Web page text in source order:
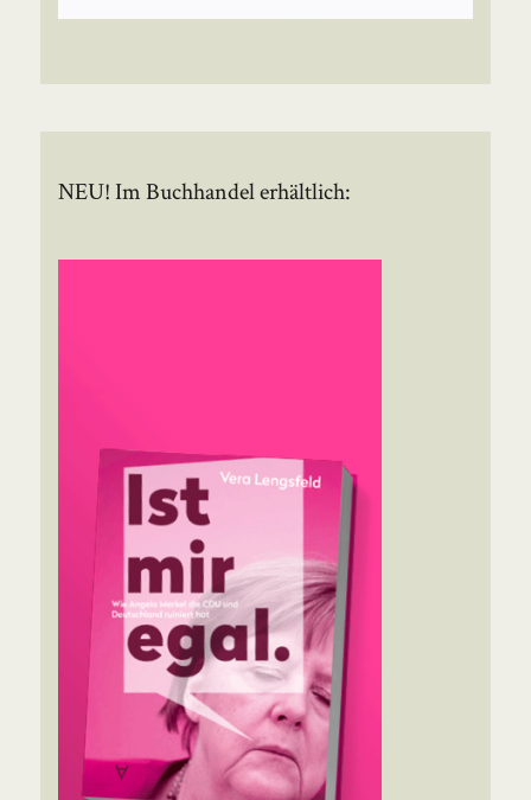
NEU! Im Buchhandel erhältlich: